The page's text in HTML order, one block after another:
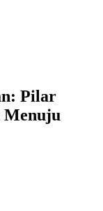
Pilar
Menuju